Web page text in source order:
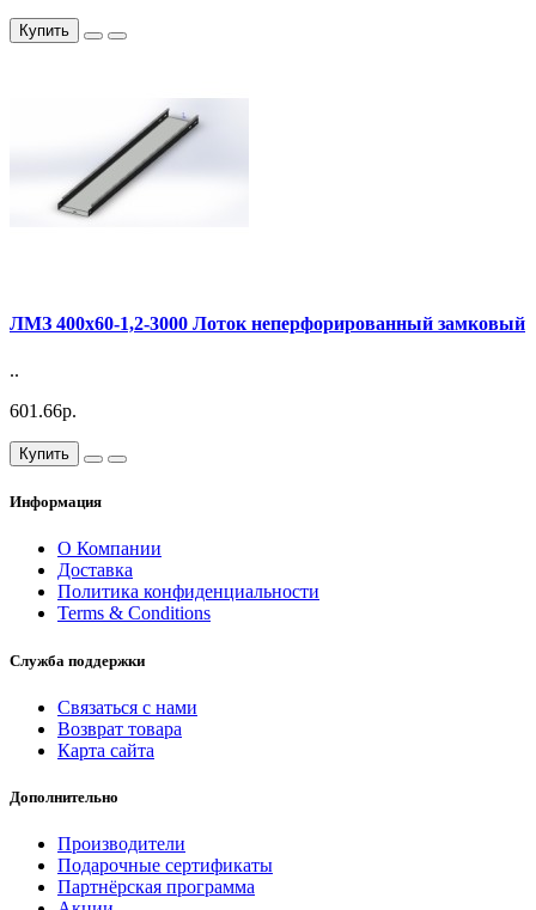
Купить
ЛМЗ 400х60-1,2-3000 Лоток неперфорированный замковый
..
601.66р.
Купить
Информация
О Компании
Доставка
Политика конфиденциальности
Terms & Conditions
Служба поддержки
Связаться с нами
Возврат товара
Карта сайта
Дополнительно
Производители
Подарочные сертификаты
Партнёрская программа